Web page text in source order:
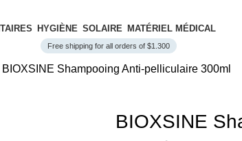
HYGIÈNE SOLAIRE MATÉRIEL MÉDICAL
Free shipping for all orders of $1.300
BIOXSINE Shampooing Anti-pelliculaire 300ml
BIOXSINE